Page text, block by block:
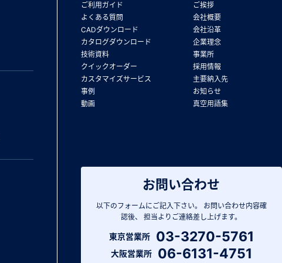
お問い合わせ
以下のフォームにご記入下さい。
お問い合わせ内容確
認後、
担当よりご連絡差し上げます。
東京営業所 03-3270-5761
大阪営業所 06-6131-4751
ご利用ガイド
よくある質問
CADダウンロード
カタログダウンロード
技術資料
クイックオーダー
カスタマイズサービス
事例
動画
ご挨拶
会社概要
会社沿革
企業理念
事業所
採用情報
主要納入先
お知らせ
真空用語集